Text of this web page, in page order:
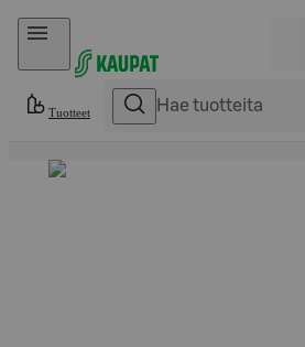
Hyppää sisältöön
Tuotteet